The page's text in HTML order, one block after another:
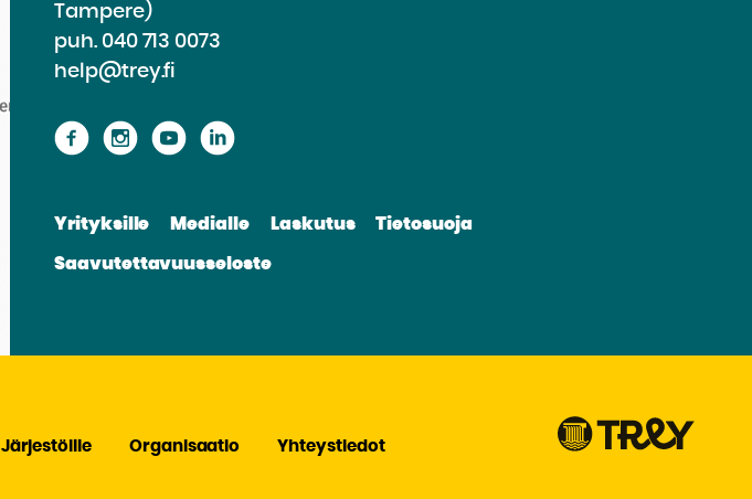
Tampere)
puh. 040 713 0073
help@trey.fi
SiirrySiirrySiirrySiirry
Yrityksille Medialle Laskutus Tietosuoja
Saavutettavuusseloste
Järjestöille Organisaatio Yhteystiedot